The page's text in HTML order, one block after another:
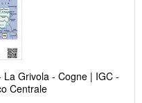
Grivola - Cogne | IGC -
Centrale